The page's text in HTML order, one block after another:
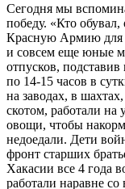
Сегодня мы
победу. «Кто
Красную Армию для
и совсем еще юные
отпусков,
по 14-15 часов в
на заводах, в
скотом, работали на
овощи, чтобы
недоедали. Дети
фронт старших
Хакасии все 4 года
работали наравне